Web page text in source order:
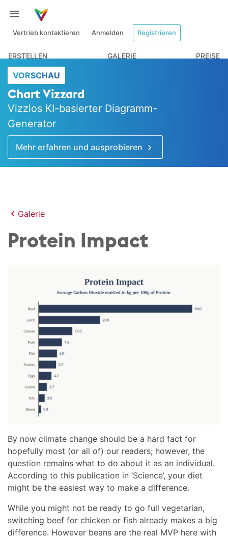
Vertrieb kontaktieren Anmelden Registrieren
ERSTELLEN GALERIE PREISE
VORSCHAU
Chart Vizzard
Vizzlos KI-basierter Diagramm-
Generator
Mehr erfahren und ausprobieren
Galerie
Protein Impact
By now climate change should be a hard fact for
hopefully most (or all of) our readers; however, the
question remains what to do about it as an individual.
According to this publication in ‘Science’, your diet
might be the easiest way to make a difference.
While you might not be ready to go full vegetarian,
switching beef for chicken or fish already makes a big
difference. However beans are the real MVP here with